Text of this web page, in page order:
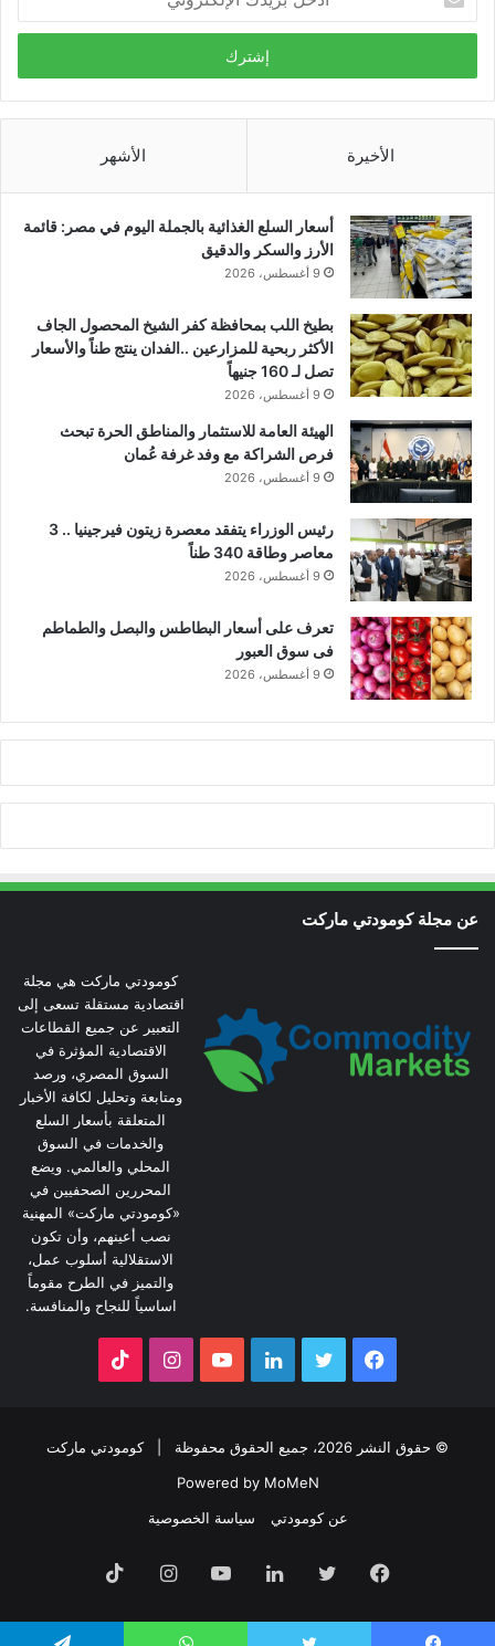
بريدك
الإلكتروني
الأخيرة الأشهر
أسعار السلع الغذائية بالجملة اليوم في مصر: قائمة
الأرز والسكر والدقيق
9 أغسطس، 2026
بطيخ اللب بمحافظة كفر الشيخ المحصول الجاف
الأكثر ربحية للمزارعين ..الفدان ينتج طناً والأسعار
تصل لـ 160 جنيهاً
9 أغسطس، 2026
الهيئة العامة للاستثمار والمناطق الحرة تبحث
فرص الشراكة مع وفد غرفة عُمان
9 أغسطس، 2026
رئيس الوزراء يتفقد معصرة زيتون فيرجينيا .. 3
معاصر وطاقة 340 طناً
9 أغسطس، 2026
تعرف على أسعار البطاطس والبصل والطماطم
فى سوق العبور
9 أغسطس، 2026
عن مجلة كومودتي ماركت
كومودتي ماركت هي مجلة
اقتصادية مستقلة تسعى إلى
التعبير عن جميع القطاعات
الاقتصادية المؤثرة في
السوق المصري، ورصد
ومتابعة وتحليل لكافة الأخبار
المتعلقة بأسعار السلع
والخدمات في السوق
المحلي والعالمي. ويضع
المحررين الصحفيين في
«كومودتي ماركت» المهنية
نصب أعينهم، وأن تكون
الاستقلالية أسلوب عمل،
والتميز في الطرح مقوماً
اساسياً للنجاح والمنافسة.
فيسبوك تويتر لينكدإنيوتيوبانستقرام
© حقوق النشر 2026، جميع الحقوق محفوظة |
كومودتي ماركت
Powered by MoMeN
عن كومودتي
سياسة الخصوصية
فيسبوك تويتر لينكدإنيوتيوبانستقرام